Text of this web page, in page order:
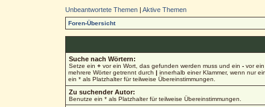
Unbeantwortete Themen| Aktive Themen
Foren-Übersicht
Suche nach Wörtern:
Setze ein +vor ein Wort, das gefunden werden muss und ein -vor ein
mehrere Wörter getrennt durch | innerhalb einer Klammer, wenn nur
ein * als Platzhalter für teilweise Übereinstimmungen.
Zu suchender Autor:
Benutze ein * als Platzhalter für teilweise Übereinstimmungen.